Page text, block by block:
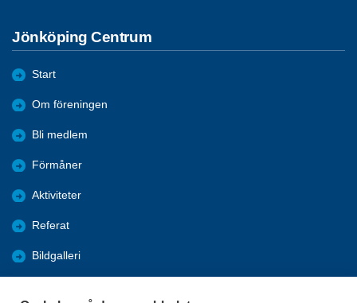
Jönköping Centrum
Start
Om föreningen
Bli medlem
Förmåner
Aktiviteter
Referat
Bildgalleri